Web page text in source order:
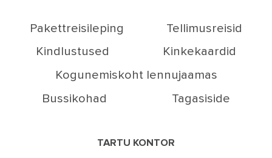
Pakettreisileping
Tellimusreisid
Kindlustused
Kinkekaardid
Kogunemiskoht lennujaamas
Bussikohad
Tagasiside
TARTU KONTOR